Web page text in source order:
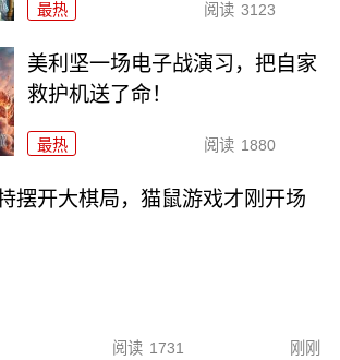
最热 阅读 3123
美利坚一场电子战演习，把自家
救护机送了命！
最热 阅读 1880
摆开大棋局，猫鼠游戏才刚开场
阅读 1731 刚刚